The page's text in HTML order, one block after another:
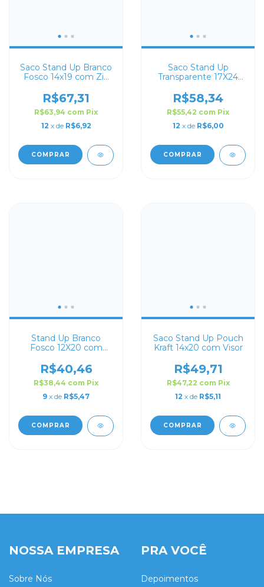
Saco Stand Up Branco
Fosco 14x19 com Zip
R$67,31
R$63,94 com Pix
12 x de R$6,92
COMPRAR
Saco Stand Up
Transparente 17X24
R$58,34
R$55,42 com Pix
12 x de R$6,00
COMPRAR
Stand Up Branco
Fosco 12X20 com
R$40,46
R$38,44 com Pix
9 x de R$5,47
COMPRAR
Saco Stand Up Pouch
Kraft 14x20 com Visor
R$49,71
R$47,22 com Pix
12 x de R$5,11
COMPRAR
NOSSA EMPRESA
Sobre Nós
PRA VOCÊ
Depoimentos